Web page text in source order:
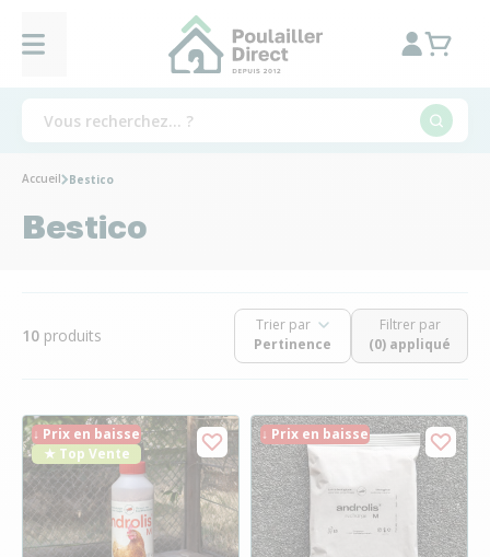
Accueil Bestico
Bestico
10 produits
Trier par
Filtrer par
(0) appliqué
↓ Prix en baisse
★ Top Vente
↓ Prix en baisse